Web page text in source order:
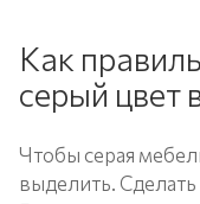
Как
серый цвет
Чтобы серая
выделить.